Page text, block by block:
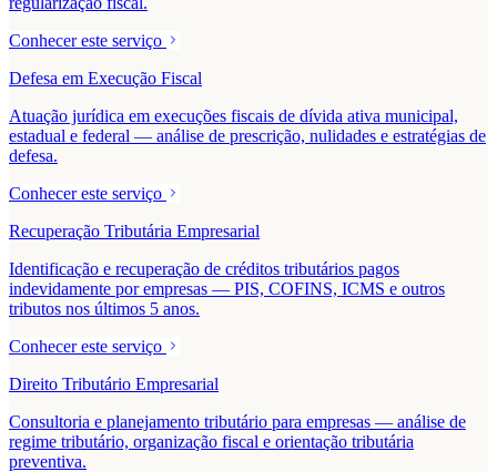
Conhecer este serviço
Defesa em Execução Fiscal
Atuação jurídica em execuções fiscais de dívida ativa municipal,
estadual e federal — análise de prescrição, nulidades e estratégias de
defesa.
Conhecer este serviço
Recuperação Tributária Empresarial
Identificação e recuperação de créditos tributários pagos
indevidamente por empresas — PIS, COFINS, ICMS e outros
tributos nos últimos 5 anos.
Conhecer este serviço
Direito Tributário Empresarial
Consultoria e planejamento tributário para empresas — análise de
regime tributário, organização fiscal e orientação tributária
preventiva.